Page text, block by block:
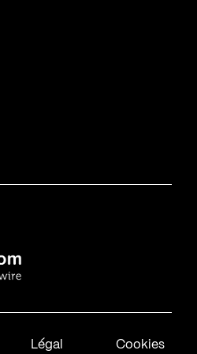
Légal Cookies